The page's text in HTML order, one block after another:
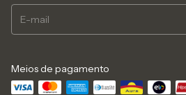
Meios de pagamento